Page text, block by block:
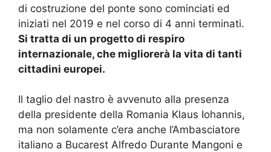
di costruzione del ponte sono cominciati ed
iniziati nel 2019 e nel corso di 4 anni terminati.
Si tratta di un progetto di respiro
internazionale, che migliorerà la vita di tanti
cittadini europei.
Il taglio del nastro è avvenuto alla presenza
della presidente della Romania Klaus Iohannis,
ma non solamente c’era anche l’Ambasciatore
italiano a Bucarest Alfredo Durante Mangoni e